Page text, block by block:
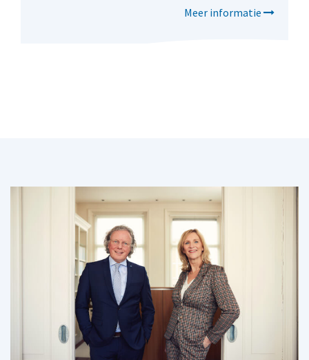
Meer informatie